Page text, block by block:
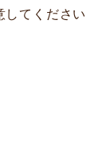
してください